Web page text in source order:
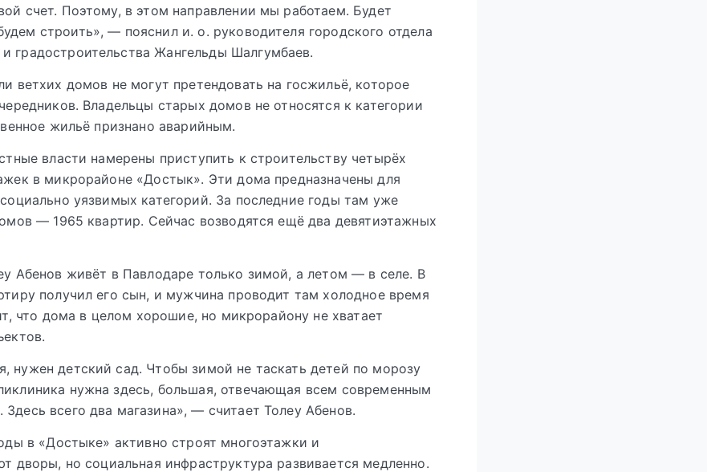
счет. Поэтому, в этом направлении мы работаем. Будет
строить», — пояснил и. о. руководителя городского отдела
градостроительства Жангельды Шалгумбаев.
ветхих домов не могут претендовать на госжильё, которое
Владельцы старых домов не относятся к категории
жильё признано аварийным.
власти намерены приступить к строительству четырёх
в микрорайоне «Достык». Эти дома предназначены для
уязвимых категорий. За последние годы там уже
— 1965 квартир. Сейчас возводятся ещё два девятиэтажных
Абенов живёт в Павлодаре только зимой, а летом — в селе. В
получил его сын, и мужчина проводит там холодное время
что дома в целом хорошие, но микрорайону не хватает
нужен детский сад. Чтобы зимой не таскать детей по морозу
нужна здесь, большая, отвечающая всем современным
Здесь всего два магазина», — считает Толеу Абенов.
в «Достыке» активно строят многоэтажки и
дворы, но социальная инфраструктура развивается медленно.